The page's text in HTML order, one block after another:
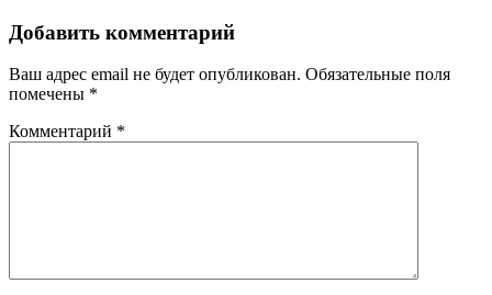
Добавить комментарий
Ваш адрес email не будет опубликован. Обязательные поля
помечены *
Комментарий *